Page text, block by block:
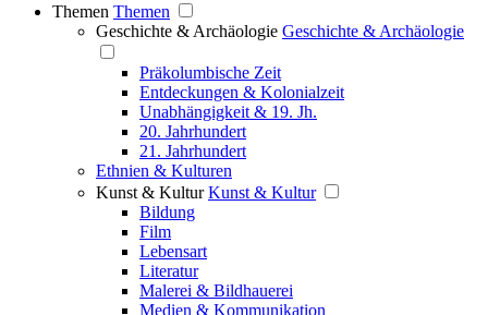
Themen Themen
Geschichte & Archäologie Geschichte & Archäologie
Präkolumbische Zeit
Entdeckungen & Kolonialzeit
Unabhängigkeit & 19. Jh.
20. Jahrhundert
21. Jahrhundert
Ethnien & Kulturen
Kunst & Kultur Kunst & Kultur
Bildung
Film
Lebensart
Literatur
Malerei & Bildhauerei
Medien & Kommunikation